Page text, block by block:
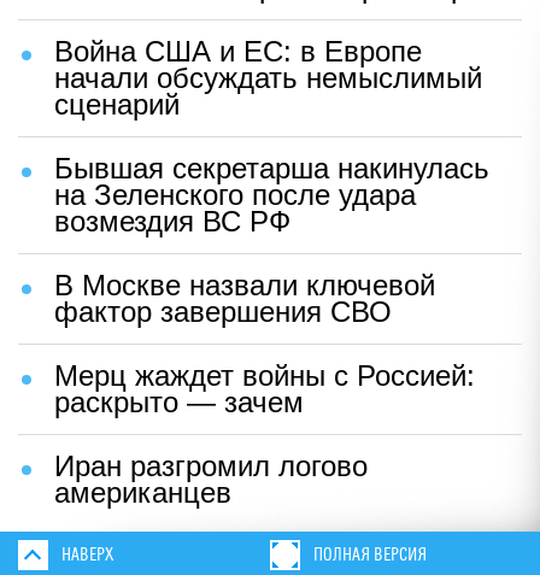
Война США и ЕС: в Европе
начали обсуждать немыслимый
сценарий
Бывшая секретарша накинулась
на Зеленского после удара
возмездия ВС РФ
В Москве назвали ключевой
фактор завершения СВО
Мерц жаждет войны с Россией:
раскрыто — зачем
Иран разгромил логово
американцев
НАВЕРХ ПОЛНАЯ ВЕРСИЯ